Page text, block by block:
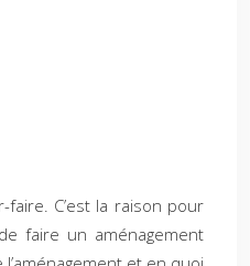
C’est la raison pour
faire un aménagement